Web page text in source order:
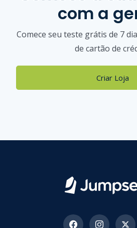
com a
Comece seu teste grátis de 7
de cartão de
Criar Loja